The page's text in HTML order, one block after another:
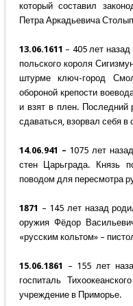
который составил
Петра Аркадьевича
13.06.1611 – 405 лет
польского короля
штурме ключ-город
обороной крепости
и взят в плен. Последний
сдаваться, взорвал себя в
14.06.941 – 1075 лет
стен Царьграда. Князь
поводом для пересмотра
1871 – 145 лет назад
оружия Фёдор
«русским кольтом» –
15.06.1861
– 155 лет
госпиталь
учреждение в Приморье.